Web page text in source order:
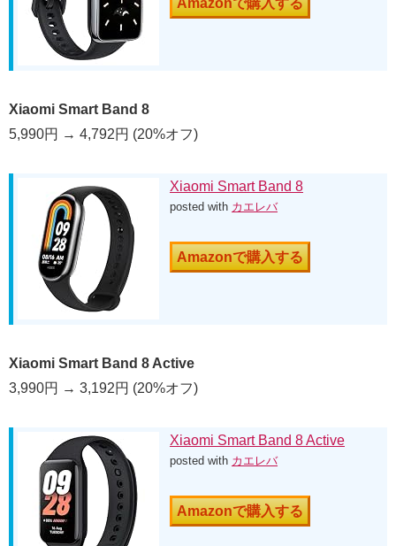
Amazonで購入する
Xiaomi Smart Band 8
5,990円 → 4,792円 (20%オフ)
Xiaomi Smart Band 8
posted with カエレバ
Amazonで購入する
Xiaomi Smart Band 8 Active
3,990円 → 3,192円 (20%オフ)
Xiaomi Smart Band 8 Active
posted with カエレバ
Amazonで購入する